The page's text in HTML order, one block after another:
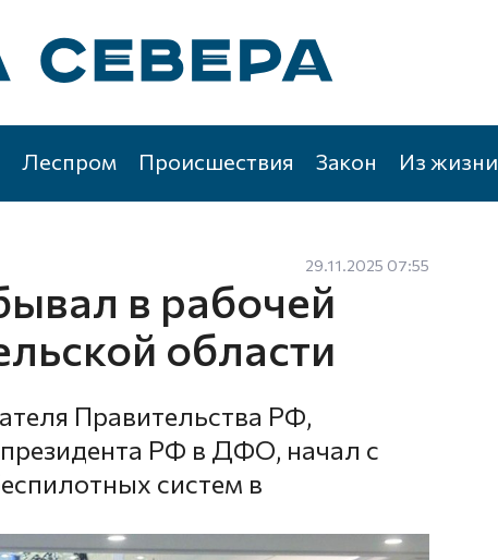
Леспром Происшествия Закон Из жизни
29.11.2025 07:55
в рабочей
области
Правительства РФ,
РФ в ДФО, начал с
систем в